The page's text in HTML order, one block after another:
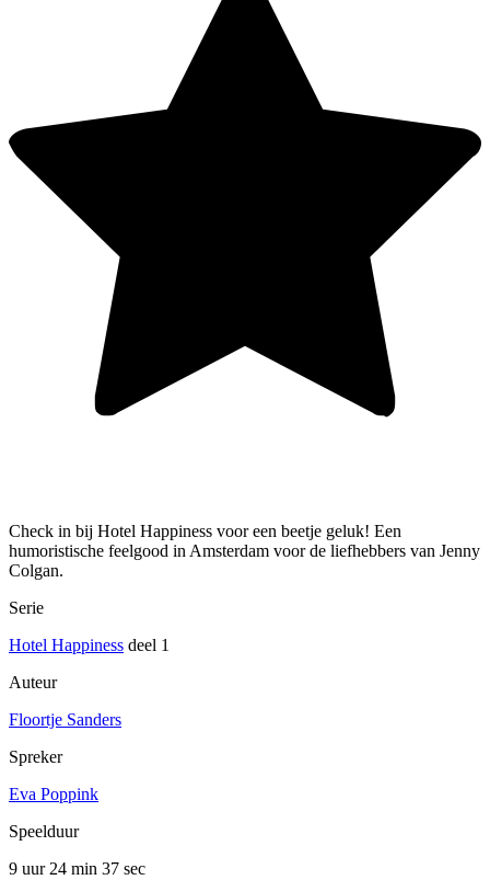
Check in bij Hotel Happiness voor een beetje geluk! Een
humoristische feelgood in Amsterdam voor de liefhebbers van Jenny
Colgan.
Serie
Hotel Happiness deel 1
Auteur
Floortje Sanders
Spreker
Eva Poppink
Speelduur
9 uur 24 min 37 sec